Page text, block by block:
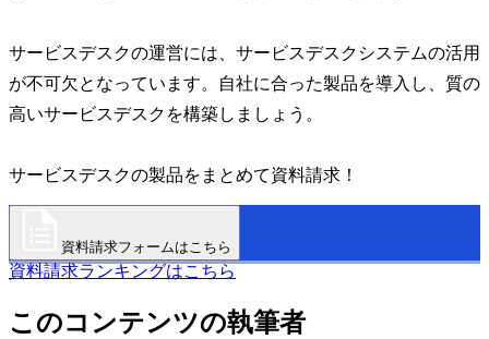
サービスデスクの運営には、サービスデスクシステムの活用
が不可欠となっています。自社に合った製品を導入し、質の
高いサービスデスクを構築しましょう。
サービスデスクの製品をまとめて資料請求！
資料請求フォームはこちら
資料請求ランキングはこちら
このコンテンツの執筆者